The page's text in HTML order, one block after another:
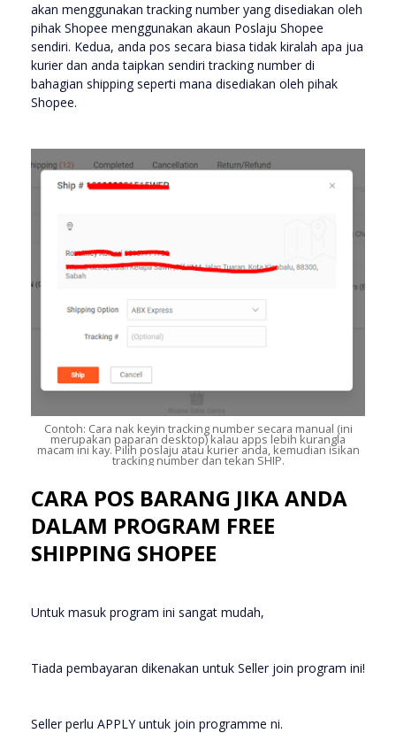
akan menggunakan tracking number yang disediakan oleh
pihak Shopee menggunakan akaun Poslaju Shopee
sendiri. Kedua, anda pos secara biasa tidak kiralah apa jua
kurier dan anda taipkan sendiri tracking number di
bahagian shipping seperti mana disediakan oleh pihak
Shopee.
Contoh: Cara nak keyin tracking number secara manual (ini
merupakan paparan desktop) kalau apps lebih kurangla
macam ini kay. Pilih poslaju atau kurier anda, kemudian isikan
tracking number dan tekan SHIP.
CARA POS BARANG JIKA ANDA
DALAM PROGRAM FREE
SHIPPING SHOPEE
Untuk masuk program ini sangat mudah,
Tiada pembayaran dikenakan untuk Seller join program ini!
Seller perlu APPLY untuk join programme ni.